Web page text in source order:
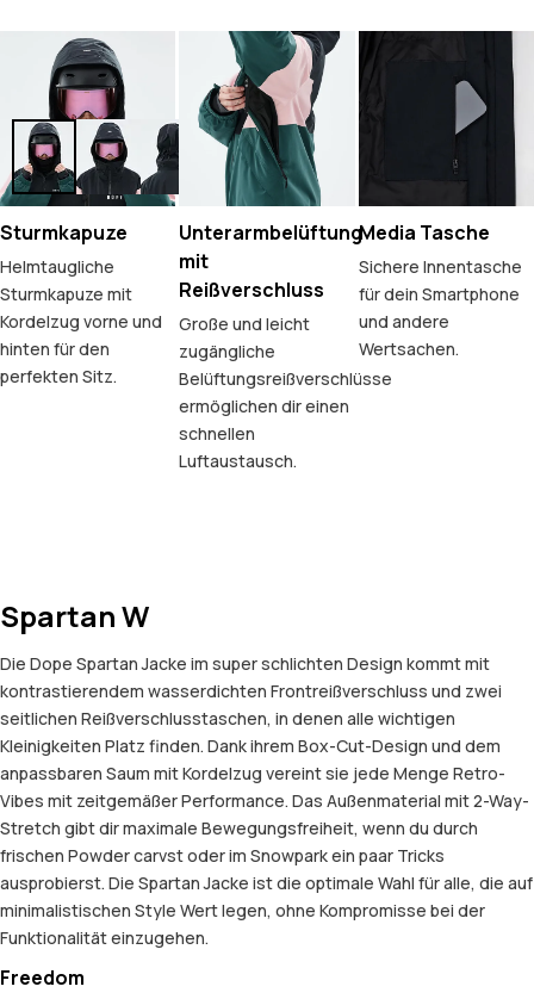
Sturmkapuze
Helmtaugliche
Sturmkapuze mit
Kordelzug vorne und
hinten für den
perfekten Sitz.
Unterarmbelüftung
mit
Reißverschluss
Große und leicht
zugängliche
Belüftungsreißverschlüsse
ermöglichen dir einen
schnellen
Luftaustausch.
Media Tasche
Sichere Innentasche
für dein Smartphone
und andere
Wertsachen.
Spartan W
Die Dope Spartan Jacke im super schlichten Design kommt mit
kontrastierendem wasserdichten Frontreißverschluss und zwei
seitlichen Reißverschlusstaschen, in denen alle wichtigen
Kleinigkeiten Platz finden. Dank ihrem Box-Cut-Design und dem
anpassbaren Saum mit Kordelzug vereint sie jede Menge Retro-
Vibes mit zeitgemäßer Performance. Das Außenmaterial mit 2-Way-
Stretch gibt dir maximale Bewegungsfreiheit, wenn du durch
frischen Powder carvst oder im Snowpark ein paar Tricks
ausprobierst. Die Spartan Jacke ist die optimale Wahl für alle, die auf
minimalistischen Style Wert legen, ohne Kompromisse bei der
Funktionalität einzugehen.
Freedom